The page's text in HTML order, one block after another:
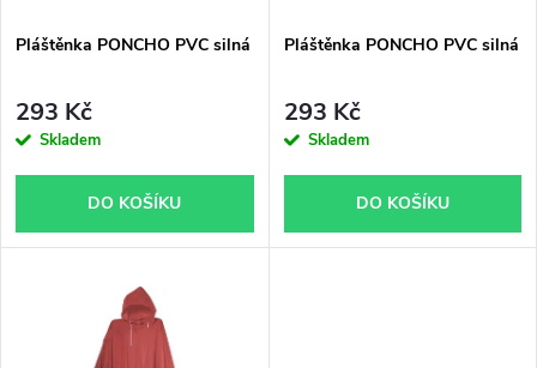
p
r
o
d
s
p
r
Pláštěnka PONCHO PVC silná
293 Kč
Skladem
DO KOŠÍKU
Pláštěnka PONCHO PVC silná
293 Kč
Skladem
DO KOŠÍKU